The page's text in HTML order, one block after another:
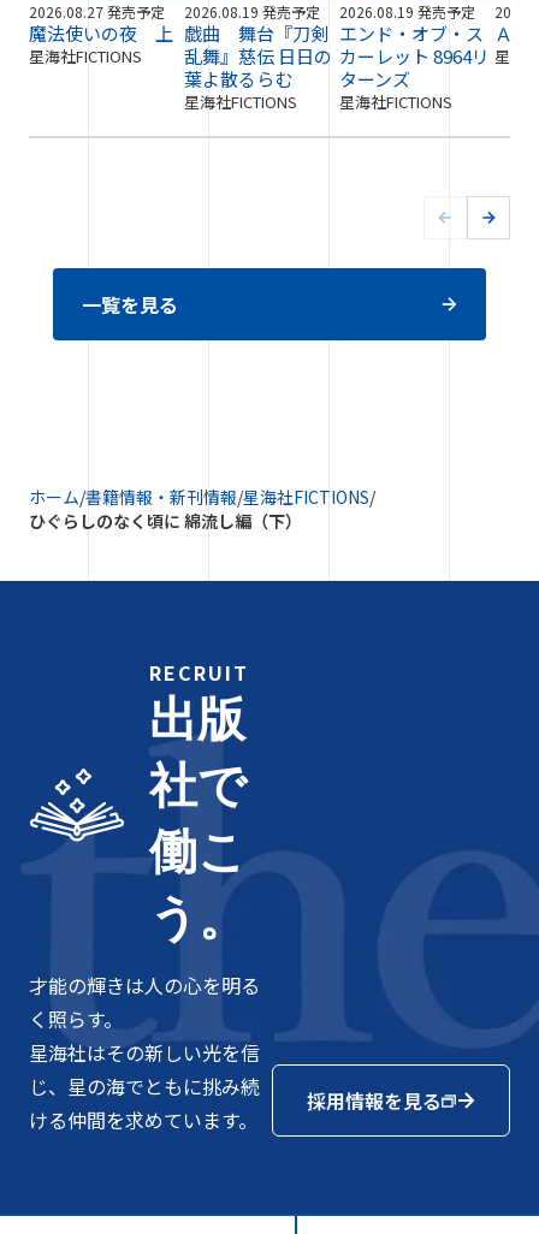
2026.08.27 発売予定
魔法使いの夜 上
星海社FICTIONS
2026.08.19 発売予定
戯曲 舞台『刀剣
乱舞』慈伝 日日の
葉よ散るらむ
星海社FICTIONS
2026.08.19 発売予定
エンド・オブ・ス
カーレット 8964リ
ターンズ
星海社FICTIONS
ＡＩ
星海
一覧を見る
ホーム/書籍情報・新刊情報/星海社FICTIONS/
ひぐらしのなく頃に 綿流し編（下）
RECRUIT
出版
社で
働こ
う。
才能の輝きは人の心を明る
く照らす。
星海社はその新しい光を信
じ、星の海でともに挑み続
ける仲間を求めています。
採用情報を見る